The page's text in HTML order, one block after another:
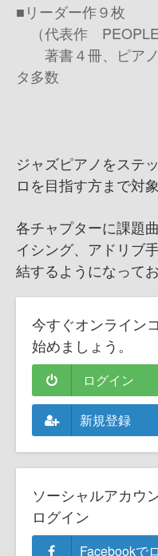
■リーダー作９枚
（代表作 PEOPLE,
著書４冊、ピアノ
タ多数
ジャズピアノをステ
ロを目指す方まで対
各チャプターに課題
イシング、アドリブ
結するようになってお
今すぐオンライン
始めましょう。
ログイン
新規登録
ソーシャルアカウ
ログイン
Facebookで